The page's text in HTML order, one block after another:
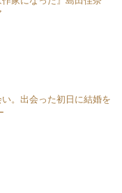
い。出会った初日に結婚を